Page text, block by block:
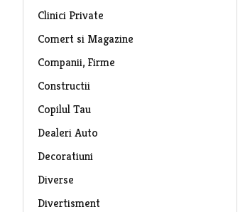
Clinici Private
Comert si Magazine
Companii, Firme
Constructii
Copilul Tau
Dealeri Auto
Decoratiuni
Diverse
Divertisment